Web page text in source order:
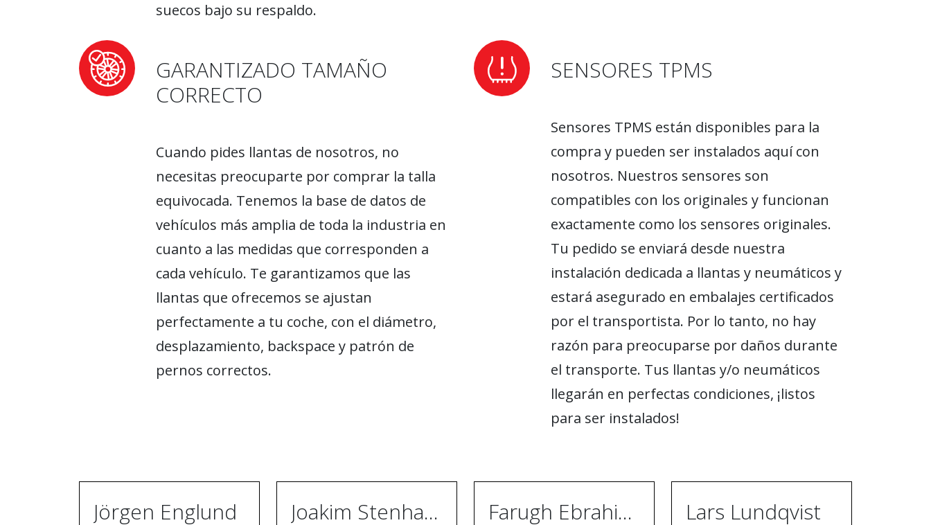
suecos bajo su respaldo.
GARANTIZADO TAMAÑO
CORRECTO
Cuando pides llantas de nosotros, no
necesitas preocuparte por comprar la talla
equivocada. Tenemos la base de datos de
vehículos más amplia de toda la industria en
cuanto a las medidas que corresponden a
cada vehículo. Te garantizamos que las
llantas que ofrecemos se ajustan
perfectamente a tu coche, con el diámetro,
desplazamiento, backspace y patrón de
pernos correctos.
SENSORES TPMS
Sensores TPMS están disponibles para la
compra y pueden ser instalados aquí con
nosotros. Nuestros sensores son
compatibles con los originales y funcionan
exactamente como los sensores originales.
Tu pedido se enviará desde nuestra
instalación dedicada a llantas y neumáticos y
estará asegurado en embalajes certificados
por el transportista. Por lo tanto, no hay
razón para preocuparse por daños durante
el transporte. Tus llantas y/o neumáticos
llegarán en perfectas condiciones, ¡listos
para ser instalados!
Jörgen Englund Joakim Stenhammar Farugh Ebrahimpur Lars Lundqvist